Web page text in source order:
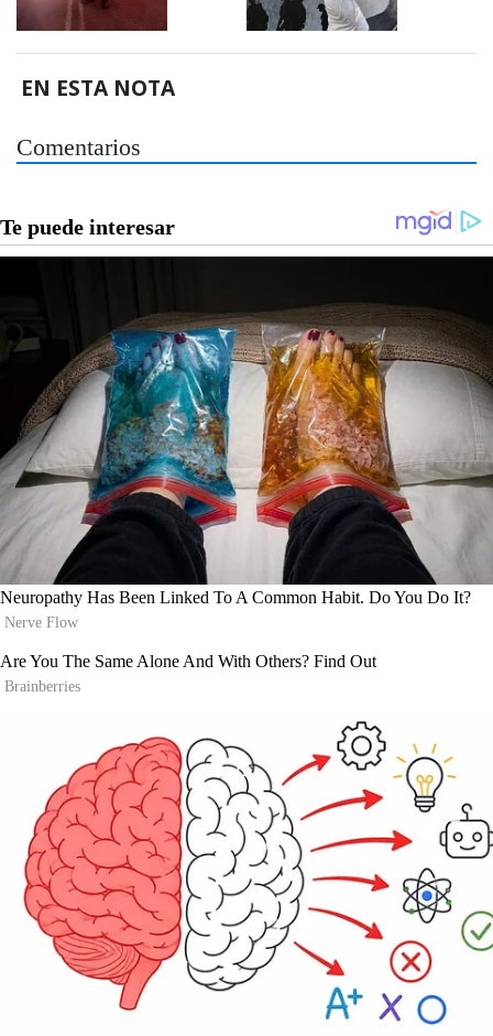
EN ESTA NOTA
Comentarios